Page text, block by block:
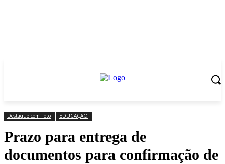
Destaque com Foto EDUCAÇÃO
Prazo para entrega de
documentos para confirmação de